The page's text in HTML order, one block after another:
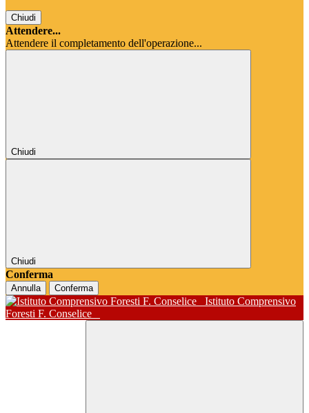
Chiudi
Attendere...
Attendere il completamento dell'operazione...
Chiudi
Chiudi
Conferma
Annulla Conferma
Istituto Comprensivo
Foresti F. Conselice